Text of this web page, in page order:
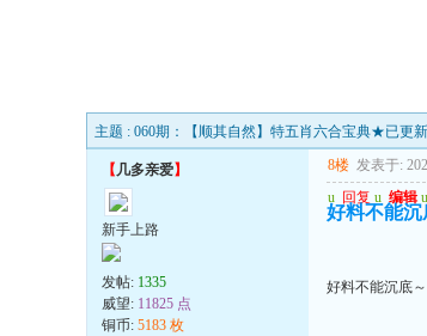
主题 : 060期：【顺其自然】特五肖六合宝典★已更新
【几多亲爱】
新手上路
发帖: 1335
威望: 11825 点
铜币: 5183 枚
8楼 发表于:
u 回复 u 编辑 u
好料不能沉
好料不能沉底